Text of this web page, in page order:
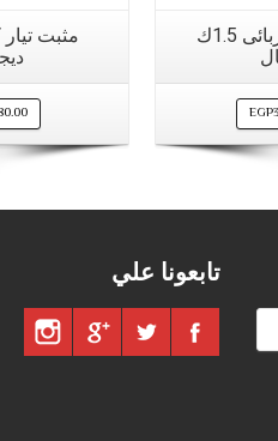
مثبت تيار كهربائى 1.5ك
EGP
تابعونا علي